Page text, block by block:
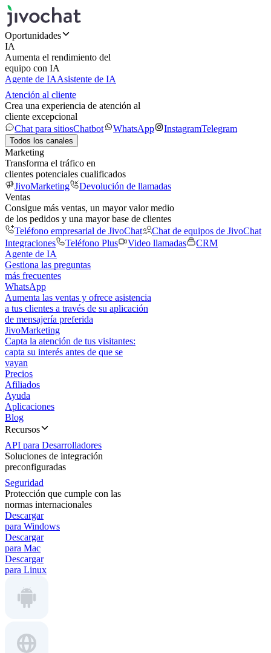
Oportunidades
IA
Aumenta el rendimiento del
equipo con IA
Agente de IAAsistente de IA
Atención al cliente
Crea una experiencia de atención al
cliente excepcional
Chat para sitiosChatbot WhatsApp InstagramTelegram
Todos los canales
Marketing
Transforma el tráfico en
clientes potenciales cualificados
JivoMarketing
Devolución de llamadas
Ventas
Consigue más ventas, un mayor valor medio
de los pedidos y una mayor base de clientes
Teléfono empresarial de JivoChat
Chat de equipos de JivoChat
Integraciones
Teléfono Plus Video llamadas
CRM
Agente de IA
Gestiona las preguntas
más frecuentes
WhatsApp
Aumenta las ventas y ofrece asistencia
a tus clientes a través de su aplicación
de mensajería preferida
JivoMarketing
Capta la atención de tus visitantes:
capta su interés antes de que se
vayan
Precios
Afiliados
Ayuda
Aplicaciones
Blog
Recursos
API para Desarrolladores
Soluciones de integración
preconfiguradas
Seguridad
Protección que cumple con las
normas internacionales
Descargar
para Windows
Descargar
para Mac
Descargar
para Linux